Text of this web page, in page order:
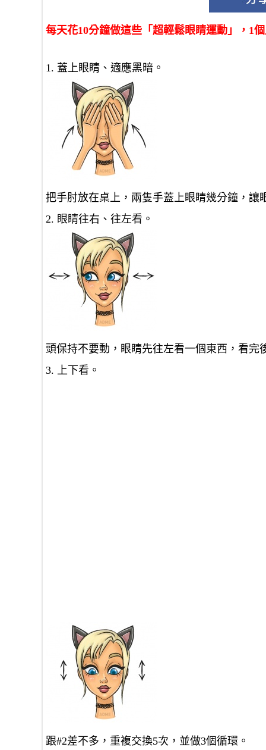
每天花10分鐘做這些「超輕鬆眼睛運動」，1
1. 蓋上眼睛、適應黑暗。
把手肘放在桌上，兩隻手蓋上眼睛幾分鐘，讓
2. 眼睛往右、往左看。
頭保持不要動，眼睛先往左看一個東西，看
3. 上下看。
跟#2差不多，重複交換5次，並做3個循環。